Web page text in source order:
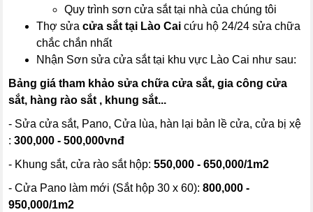
Quy trình sơn cửa sắt tại nhà của chúng tôi
Thợ sửacửa sắt tại Lào Cai cứu hộ 24/24 sửa chữa
chắc chắn nhất
Nhận Sơn sửa cửa sắt tại khu vực Lào Cai như sau:
Bảng giá tham khảo sửa chữa cửa sắt, gia công cửa
sắt, hàng rào sắt , khung sắt...
- Sửa cửa sắt, Pano, Cửa lùa, hàn lại bản lề cửa, cửa bị xệ
:300,000 - 500,000vnđ
- Khung sắt, cửa rào sắt hộp:550,000 - 650,000/1m2
- Cửa Pano làm mới (Sắt hộp 30 x 60): 800,000 -
950,000/1m2